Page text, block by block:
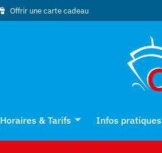
Offrir une carte cadeau
Horaires & Tarifs Infos pratiques